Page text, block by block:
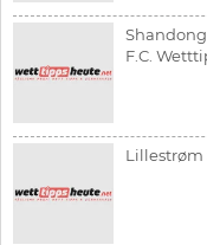
F.C.
Lillestrøm